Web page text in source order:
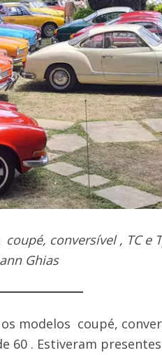
conversível , TC e
Ghias
modelos coupé,
60 . Estiveram